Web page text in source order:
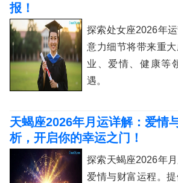
报！
探索处女座2026年
意力细节将带来重
业、爱情、健康等
遇。
天蝎座2026年月运详解：爱情
析，开启你的幸运之门！
探索天蝎座2026年
爱情与财富运程。